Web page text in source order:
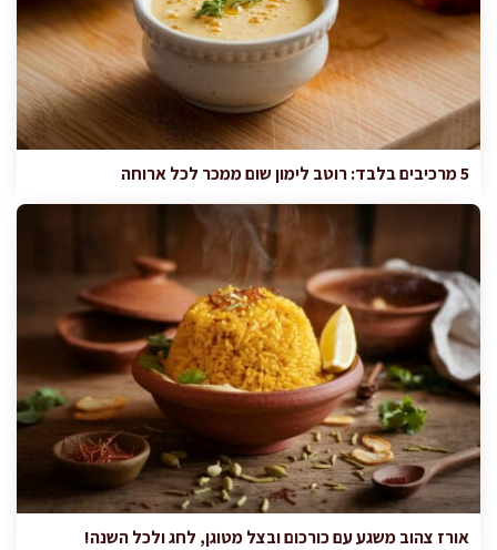
5 מרכיבים בלבד: רוטב לימון שום ממכר לכל ארוחה
אורז צהוב משגע עם כורכום ובצל מטוגן, לחג ולכל השנה!